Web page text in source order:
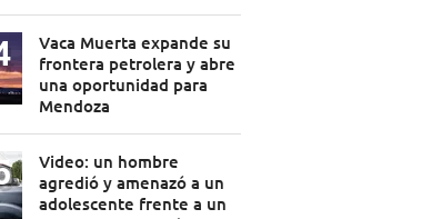
Vaca Muerta expande su
frontera petrolera y abre
una oportunidad para
Mendoza
Video: un hombre
agredió y amenazó a un
adolescente frente a un